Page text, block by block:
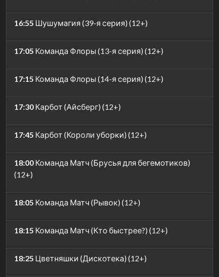
16:55 Шушумагия (39-я серия) (12+)
17:05 Команда Флоры (13-я серия) (12+)
17:15 Команда Флоры (14-я серия) (12+)
17:30 Карбот (Айсберг) (12+)
17:45 Карбот (Короли уборки) (12+)
18:00 Команда Матч (Брусья для бегемотиков)
(12+)
18:05 Команда Матч (Рывок) (12+)
18:15 Команда Матч (Кто быстрее?) (12+)
18:25 Цветняшки (Дискотека) (12+)